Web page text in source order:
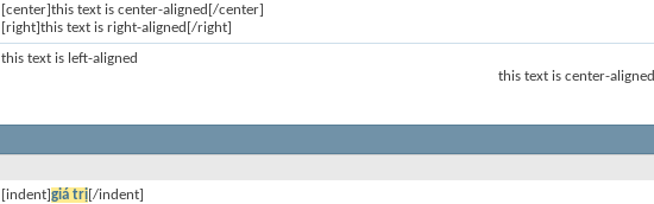
[center]this text is center-aligned[/center]
[right]this text is right-aligned[/right]
this text is left-aligned
this text is center-aligned
[indent]giá trị[/indent]